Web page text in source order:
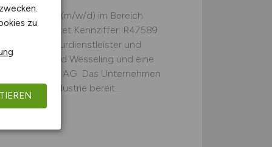
(m/w/d) im Bereich
unbefristet Kennziffer: R47589
Infrastrukturdienstleister und
Marl und Wesseling und eine
Industries AG. Das Unternehmen
Prozessindustrie bereit...
zu.